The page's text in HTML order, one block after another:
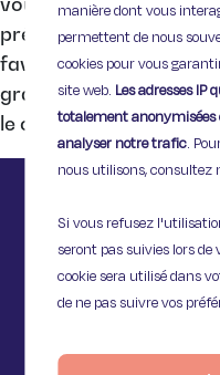
manière dont vous
permettent de nous
cookies pour vous
site web. Les adresses IP
totalement
analyser notre trafic.
nous utilisons, consultez
Si vous refusez
seront pas suivies lors
cookie sera utilisé dans
de ne pas suivre vos
préférés ? Découvrez
favoris pour écouter de
gratuitement et en
le célèbre site français